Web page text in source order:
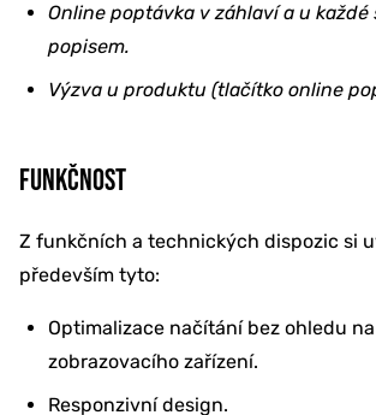
Online poptávka v záhlaví a u
popisem.
Výzva u produktu (tlačítko online
FUNKČNOST
Z funkčních a technických dispozic si
především tyto:
Optimalizace načítání bez ohledu
zobrazovacího zařízení.
Responzivní design.